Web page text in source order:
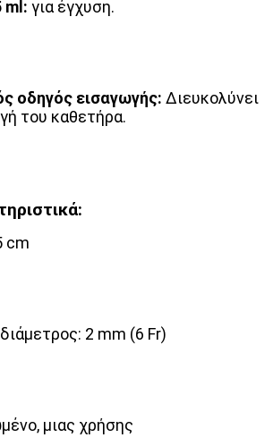
ml: για έγχυση.
οδηγός εισαγωγής: Διευκολύνει
του καθετήρα.
cm
2 mm (6 Fr)
μιας χρήσης